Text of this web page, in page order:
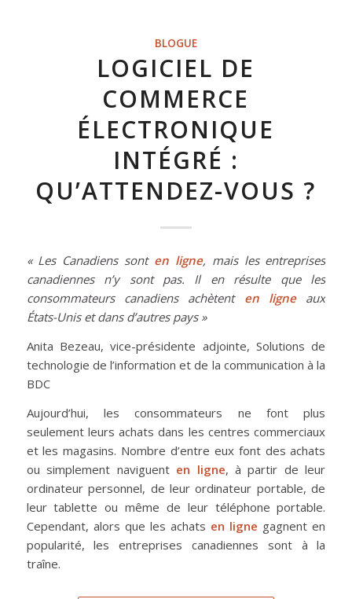
BLOGUE
LOGICIEL DE
COMMERCE
ÉLECTRONIQUE
INTÉGRÉ :
QU’ATTENDEZ-VOUS ?
« Les Canadiens sont en ligne, mais les entreprises
canadiennes n’y sont pas. Il en résulte que les
consommateurs canadiens achètent en ligneaux
États-Unis et dans d’autres pays »
Anita Bezeau, vice-présidente adjointe, Solutions de
technologie de l’information et de la communication à la
BDC
Aujourd’hui, les consommateurs ne font plus
seulement leurs achats dans les centres commerciaux
et les magasins. Nombre d’entre eux font des achats
ou simplement naviguent en ligne, à partir de leur
ordinateur personnel, de leur ordinateur portable, de
leur tablette ou même de leur téléphone portable.
Cependant, alors que les achats en ligne gagnent en
popularité, les entreprises canadiennes sont à la
traîne.